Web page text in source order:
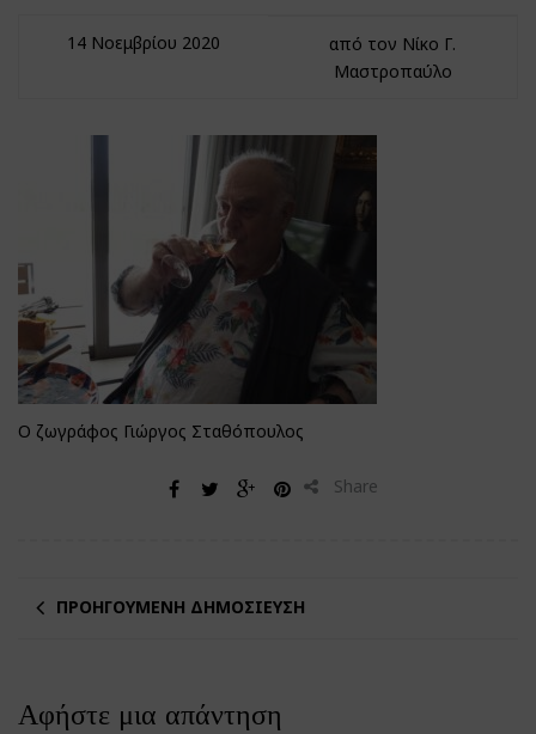
14 Νοεμβρίου 2020
από τον Νίκο Γ.
Μαστροπαύλο
Ο ζωγράφος Γιώργος Σταθόπουλος
Share
ΠΡΟΗΓΟΎΜΕΝΗ ΔΗΜΟΣΊΕΥΣΗ
Αφήστε μια απάντηση